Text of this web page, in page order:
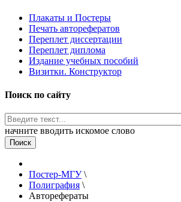
Плакаты и Постеры
Печать авторефератов
Переплет диссертации
Переплет диплома
Издание учебных пособий
Визитки. Конструктор
Поиск по сайту
начните вводить искомое слово
Поиск
Постер-МГУ \
Полиграфия \
Авторефераты